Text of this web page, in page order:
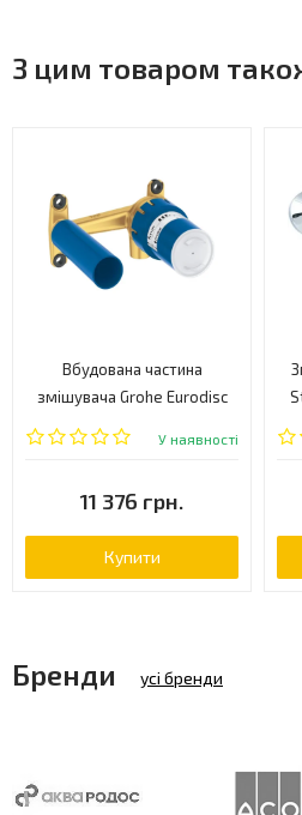
З цим товаром
Вбудована частина
змішувача Grohe Eurodisc
Joy, золото (23429000)
У наявності
11 376 грн.
Купити
Бренди усі бренди